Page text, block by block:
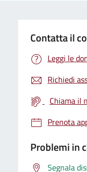
Contatta il
Leggi le
Richiedi
Chiama il
Prenota
Problemi in
Segnala